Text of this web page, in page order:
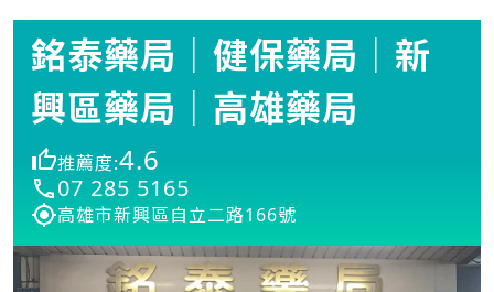
銘泰藥局｜健保藥局｜新
興區藥局｜高雄藥局
推薦度:4.6
07 285 5165
高雄市新興區自立二路166號